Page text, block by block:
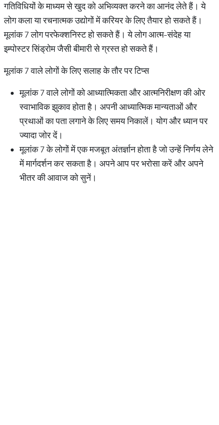
गतिविधियों के माध्यम से खुद को अभिव्यक्त करने का आनंद लेते हैं। ये
लोग कला या रचनात्मक उद्योगों में करियर के लिए तैयार हो सकते हैं।
मूलांक 7 लोग परफेक्शनिस्ट हो सकते हैं। ये लोग आत्म-संदेह या
इम्पोस्टर सिंड्रोम जैसी बीमारी से ग्रस्त हो सकते हैं।
मूलांक 7 वाले लोगों के लिए सलाह के तौर पर टिप्स
मूलांक 7 वाले लोगों को आध्यात्मिकता और आत्मनिरीक्षण की ओर
स्वाभाविक झुकाव होता है। अपनी आध्यात्मिक मान्यताओं और
प्रथाओं का पता लगाने के लिए समय निकालें। योग और ध्यान पर
ज्यादा जोर दें।
मूलांक 7 के लोगों में एक मजबूत अंतर्ज्ञान होता है जो उन्हें निर्णय लेने
में मार्गदर्शन कर सकता है। अपने आप पर भरोसा करें और अपने
भीतर की आवाज को सुनें।